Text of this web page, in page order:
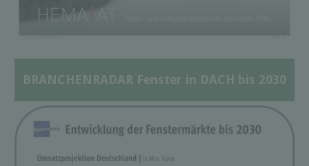
BRANCHENRADAR Fenster in DACH bis 2030